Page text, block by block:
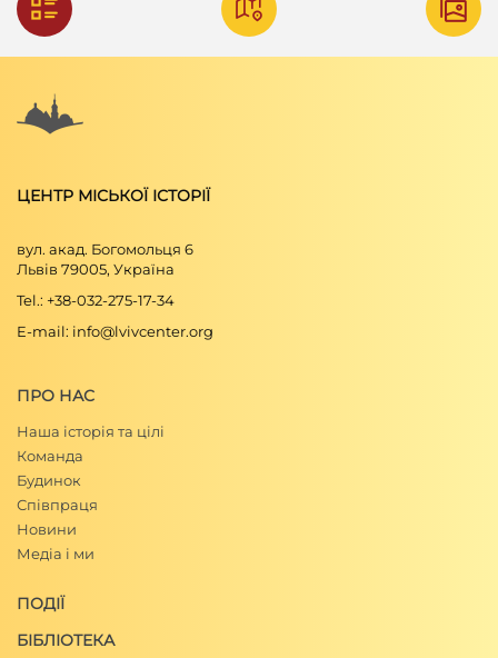
ЦЕНТР МІСЬКОЇ ІСТОРІЇ
вул. акад. Богомольця 6
Львів 79005, Україна
Tel.: +38-032-275-17-34
E-mail: info@lvivcenter.org
ПРО НАС
Наша історія та цілі
Команда
Будинок
Співпраця
Новини
Медіа і ми
ПОДІЇ
БІБЛІОТЕКА